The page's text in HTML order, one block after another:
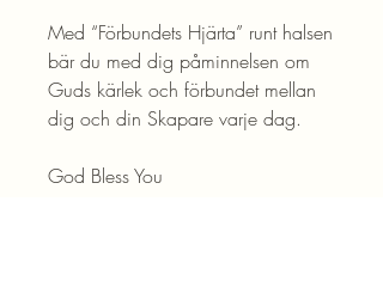
Med “Förbundets Hjärta” runt halsen
bär du med dig påminnelsen om
Guds kärlek och förbundet mellan
dig och din Skapare varje dag.
God Bless You